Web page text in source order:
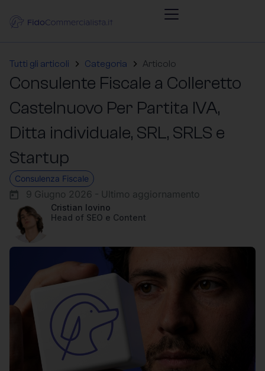
Tutti gli articoli Categoria Articolo
Consulente Fiscale a Colleretto
Castelnuovo Per Partita IVA,
Ditta individuale, SRL, SRLS e
Startup
Consulenza Fiscale
9 Giugno 2026 - Ultimo aggiornamento
Cristian Iovino
Head of SEO e Content